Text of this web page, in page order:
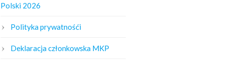
Polski 2026
Polityka prywatnośći
Deklaracja członkowska MKP